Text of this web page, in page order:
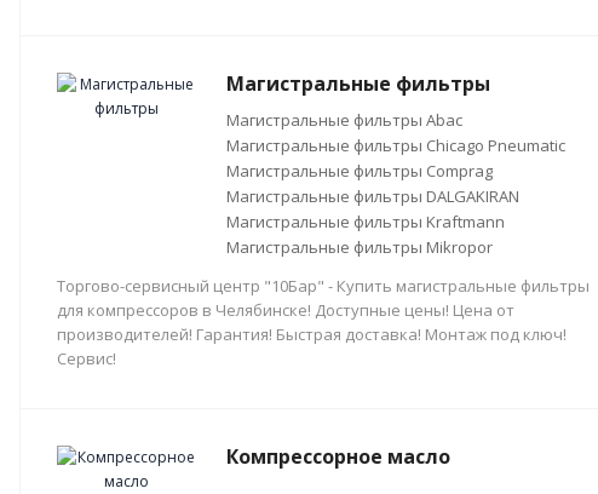
Магистральные фильтры
Магистральные фильтры Abac
Магистральные фильтры Chicago Pneumatic
Магистральные фильтры Comprag
Магистральные фильтры DALGAKIRAN
Магистральные фильтры Kraftmann
Магистральные фильтры Mikropor
Торгово-сервисный центр "10Бар" - Купить магистральные фильтры
для компрессоров в Челябинске! Доступные цены! Цена от
производителей! Гарантия! Быстрая доставка! Монтаж под ключ!
Сервис!
Компрессорное масло